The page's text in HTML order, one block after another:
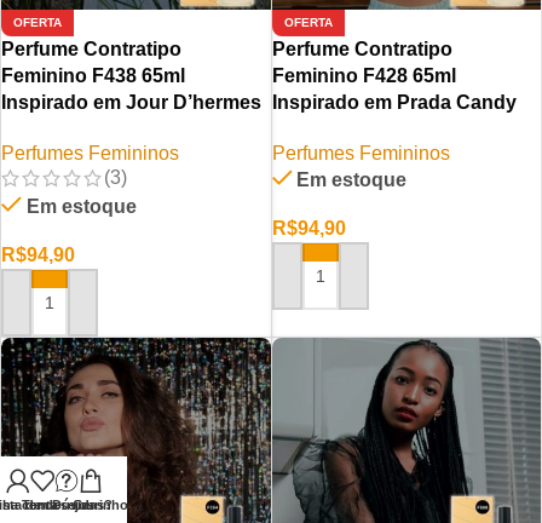
OFERTA
Perfume Contratipo
Feminino F438 65ml
Inspirado em Jour D’hermes
Perfumes Femininos
(3)
Em estoque
R$94,90
ADICIONAR AO CARRINHO
OFERTA
Perfume Contratipo
Feminino F428 65ml
Inspirado em Prada Candy
Perfumes Femininos
Em estoque
R$94,90
ADICIONAR AO CARRINHO
conta
de desejos
Tem Dúvidas?
Carrinho